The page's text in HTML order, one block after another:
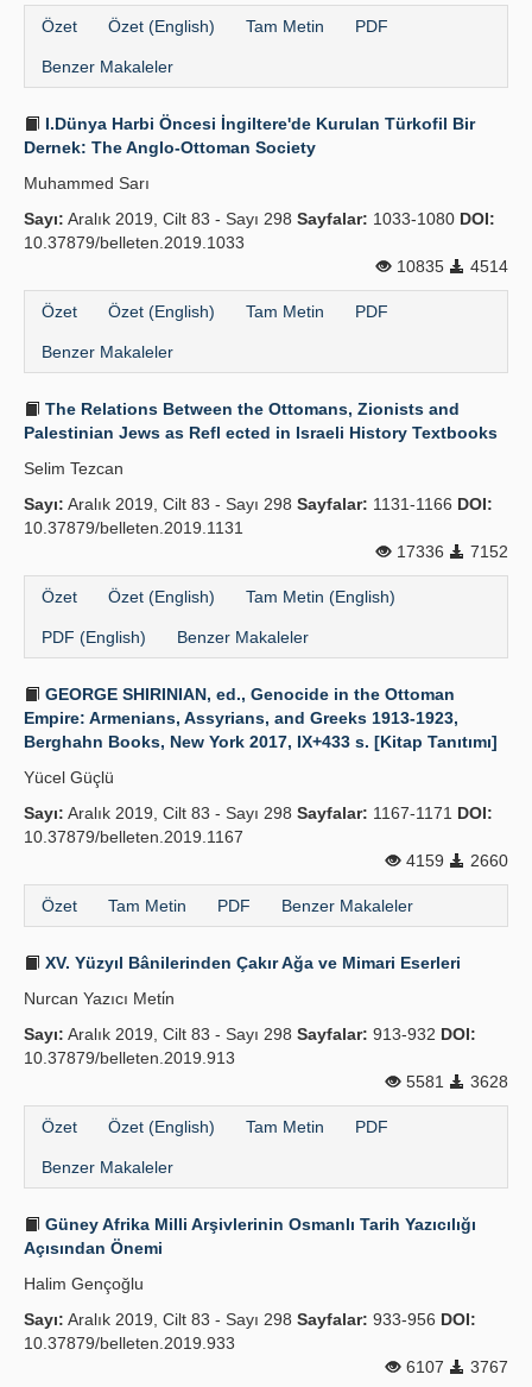
Özet Özet (English) Tam Metin PDF
Benzer Makaleler
I.Dünya Harbi Öncesi İngiltere'de Kurulan Türkofil Bir
Dernek: The Anglo-Ottoman Society
Muhammed Sarı
Sayı: Aralık 2019, Cilt 83 - Sayı 298 Sayfalar: 1033-1080 DOI:
10.37879/belleten.2019.1033
10835
4514
Özet Özet (English) Tam Metin PDF
Benzer Makaleler
The Relations Between the Ottomans, Zionists and
Palestinian Jews as Refl ected in Israeli History Textbooks
Selim Tezcan
Sayı: Aralık 2019, Cilt 83 - Sayı 298 Sayfalar: 1131-1166 DOI:
10.37879/belleten.2019.1131
17336
7152
Özet Özet (English) Tam Metin (English)
PDF (English) Benzer Makaleler
GEORGE SHIRINIAN, ed., Genocide in the Ottoman
Empire: Armenians, Assyrians, and Greeks 1913-1923,
Berghahn Books, New York 2017, IX+433 s. [Kitap Tanıtımı]
Yücel Güçlü
Sayı: Aralık 2019, Cilt 83 - Sayı 298 Sayfalar: 1167-1171 DOI:
10.37879/belleten.2019.1167
4159
2660
Özet Tam Metin PDF Benzer Makaleler
XV. Yüzyıl Bânilerinden Çakır Ağa ve Mimari Eserleri
Nurcan Yazıcı Meti̇n
Sayı: Aralık 2019, Cilt 83 - Sayı 298 Sayfalar: 913-932 DOI:
10.37879/belleten.2019.913
5581
3628
Özet Özet (English) Tam Metin PDF
Benzer Makaleler
Güney Afrika Milli Arşivlerinin Osmanlı Tarih Yazıcılığı
Açısından Önemi
Halim Gençoğlu
Sayı: Aralık 2019, Cilt 83 - Sayı 298 Sayfalar: 933-956 DOI:
10.37879/belleten.2019.933
6107
3767